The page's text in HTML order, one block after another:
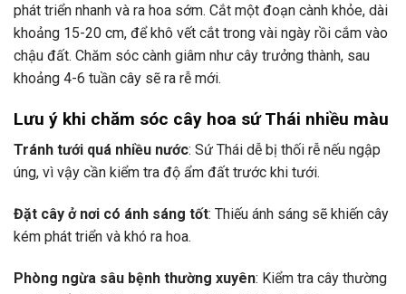
phát triển nhanh và ra hoa sớm. Cắt một đoạn cành khỏe, dài
khoảng 15-20 cm, để khô vết cắt trong vài ngày rồi cắm vào
chậu đất. Chăm sóc cành giâm như cây trưởng thành, sau
khoảng 4-6 tuần cây sẽ ra rễ mới.
Lưu ý khi chăm sóc cây hoa sứ Thái nhiều màu
Tránh tưới quá nhiều nước: Sứ Thái dễ bị thối rễ nếu ngập
úng, vì vậy cần kiểm tra độ ẩm đất trước khi tưới.
Đặt cây ở nơi có ánh sáng tốt: Thiếu ánh sáng sẽ khiến cây
kém phát triển và khó ra hoa.
Phòng ngừa sâu bệnh thường xuyên: Kiểm tra cây thường